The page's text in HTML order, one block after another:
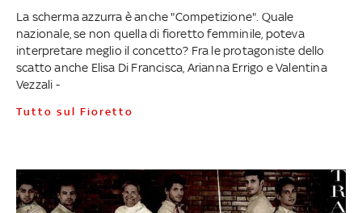
La scherma azzurra è anche "Competizione". Quale
nazionale, se non quella di fioretto femminile, poteva
interpretare meglio il concetto? Fra le protagoniste dello
scatto anche Elisa Di Francisca, Arianna Errigo e Valentina
Vezzali -
Tutto sul Fioretto